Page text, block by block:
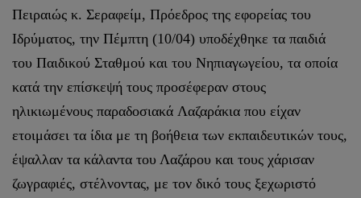
Πειραιώς κ. Σεραφείμ, Πρόεδρος της εφορείας του
Ιδρύματος, την Πέμπτη (10/04) υποδέχθηκε τα παιδιά
του Παιδικού Σταθμού και του Νηπιαγωγείου, τα οποία
κατά την επίσκεψή τους προσέφεραν στους
ηλικιωμένους παραδοσιακά Λαζαράκια που είχαν
ετοιμάσει τα ίδια με τη βοήθεια των εκπαιδευτικών τους,
έψαλλαν τα κάλαντα του Λαζάρου και τους χάρισαν
ζωγραφιές, στέλνοντας, με τον δικό τους ξεχωριστό